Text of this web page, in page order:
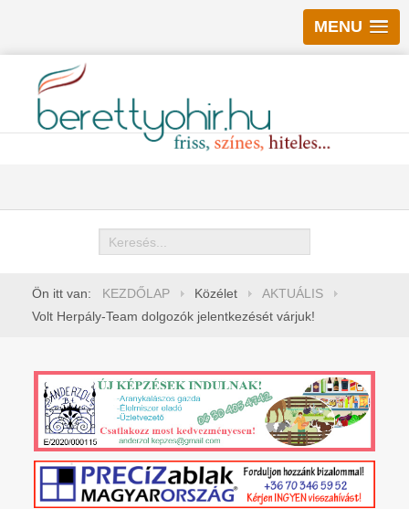
MENU
Keresés
Ön itt van: KEZDŐLAP Közélet
AKTUÁLIS
Volt Herpály-Team dolgozók jelentkezését várjuk!